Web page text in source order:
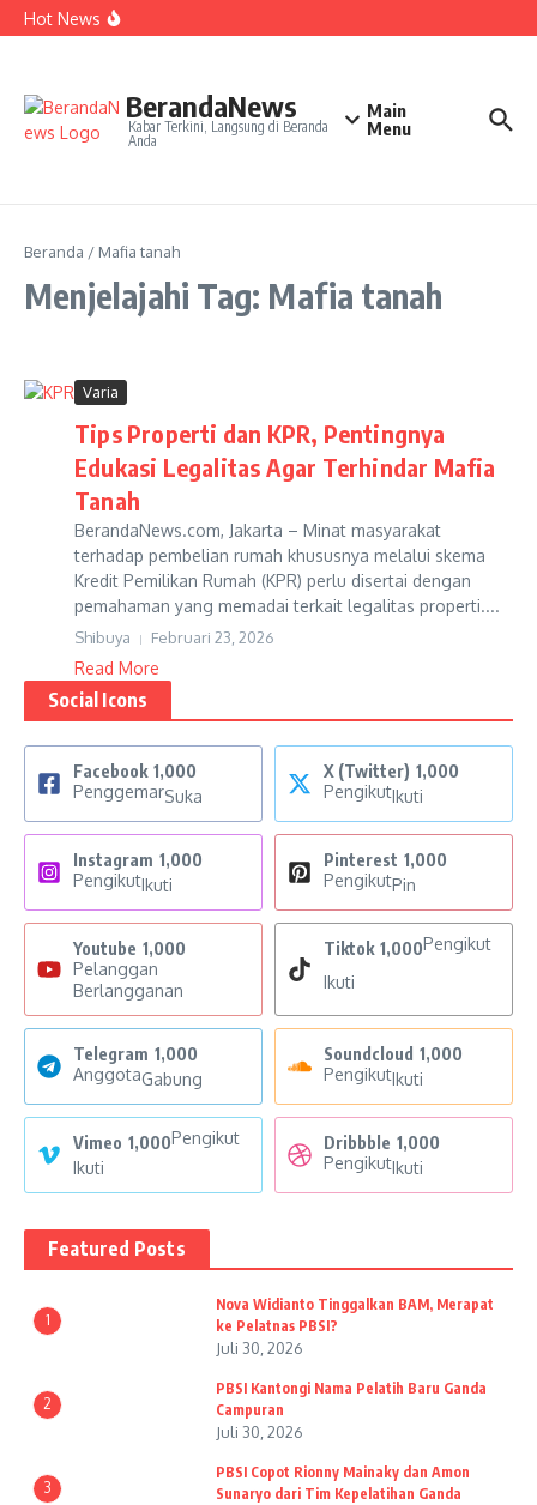
Lewati ke konten
Hot News
Games 2026
BerandaNews
Kabar Terkini, Langsung di Beranda
Anda
Main
Menu
Beranda / Mafia tanah
Menjelajahi Tag: Mafia tanah
Varia
Tips Properti dan KPR, Pentingnya
Edukasi Legalitas Agar Terhindar Mafia
Tanah
BerandaNews.com, Jakarta – Minat masyarakat
terhadap pembelian rumah khususnya melalui skema
Kredit Pemilikan Rumah (KPR) perlu disertai dengan
pemahaman yang memadai terkait legalitas properti....
Shibuya Februari 23, 2026
Read More
Social Icons
Facebook 1,000
PenggemarSuka
X (Twitter) 1,000
PengikutIkuti
Instagram 1,000
PengikutIkuti
Pinterest 1,000
PengikutPin
Youtube 1,000
Pelanggan
Berlangganan
Tiktok 1,000Pengikut
Ikuti
Telegram 1,000
AnggotaGabung
Soundcloud 1,000
PengikutIkuti
Vimeo 1,000Pengikut
Ikuti
Dribbble 1,000
PengikutIkuti
Featured Posts
1
Nova Widianto Tinggalkan BAM, Merapat
ke Pelatnas PBSI?
Juli 30, 2026
2
PBSI Kantongi Nama Pelatih Baru Ganda
Campuran
Juli 30, 2026
3
PBSI Copot Rionny Mainaky dan Amon
Sunaryo dari Tim Kepelatihan Ganda